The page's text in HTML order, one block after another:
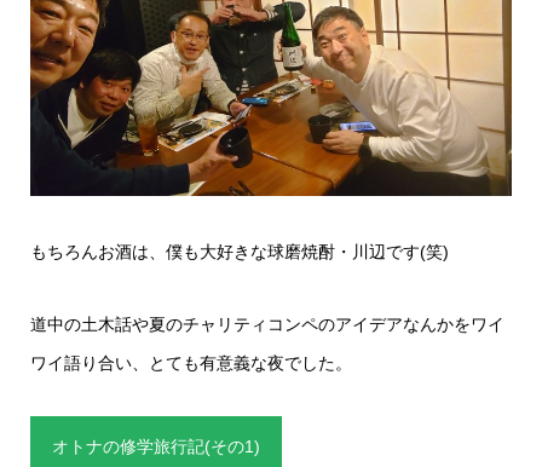
もちろんお酒は、僕も大好きな球磨焼酎・川辺です(笑)
道中の土木話や夏のチャリティコンペのアイデアなんかをワイ
ワイ語り合い、とても有意義な夜でした。
オトナの修学旅行記(その1)